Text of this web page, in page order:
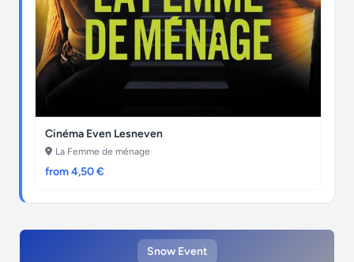
Cinéma Even Lesneven
La Femme de ménage
from 4,50 €
Snow Event